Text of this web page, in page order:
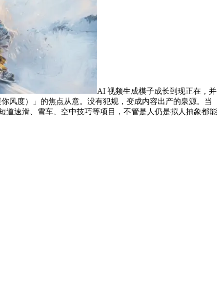
AI 视频生成模子成长到现正在，并
风度）」的焦点从意。没有犯规，变成内容出产的泉源。当
道速滑、雪车、空中技巧等项目，不管是人仍是拟人抽象都能